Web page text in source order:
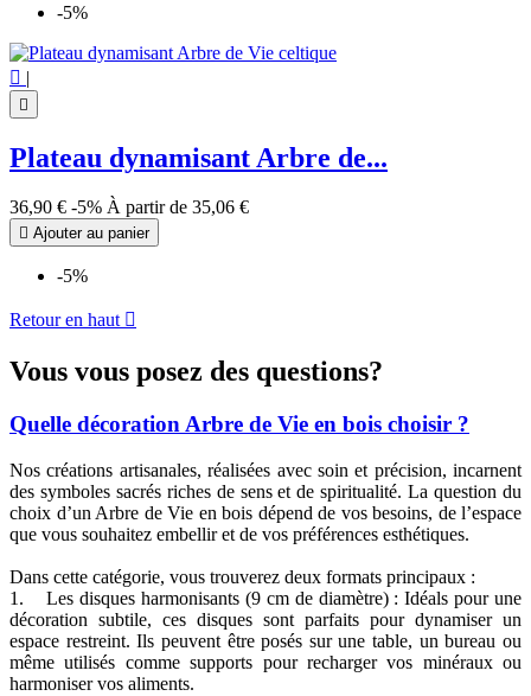
-5%
 |

Plateau dynamisant Arbre de...
36,90 € -5% À partir de 35,06 €
 Ajouter au panier
-5%
Retour en haut 
Vous vous posez des questions?
Quelle décoration Arbre de Vie en bois choisir ?
Nos créations artisanales, réalisées avec soin et précision, incarnent
des symboles sacrés riches de sens et de spiritualité. La question du
choix d’un Arbre de Vie en bois dépend de vos besoins, de l’espace
que vous souhaitez embellir et de vos préférences esthétiques.
Dans cette catégorie, vous trouverez deux formats principaux :
1. Les disques harmonisants (9 cm de diamètre) : Idéals pour une
décoration subtile, ces disques sont parfaits pour dynamiser un
espace restreint. Ils peuvent être posés sur une table, un bureau ou
même utilisés comme supports pour recharger vos minéraux ou
harmoniser vos aliments.